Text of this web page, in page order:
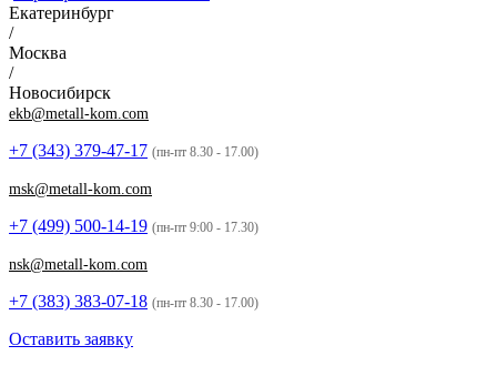
Екатеринбург
/
Москва
/
Новосибирск
ekb@metall-kom.com
+7 (343) 379-47-17 (пн-пт 8.30 - 17.00)
msk@metall-kom.com
+7 (499) 500-14-19 (пн-пт 9:00 - 17.30)
nsk@metall-kom.com
+7 (383) 383-07-18 (пн-пт 8.30 - 17.00)
Оставить заявку